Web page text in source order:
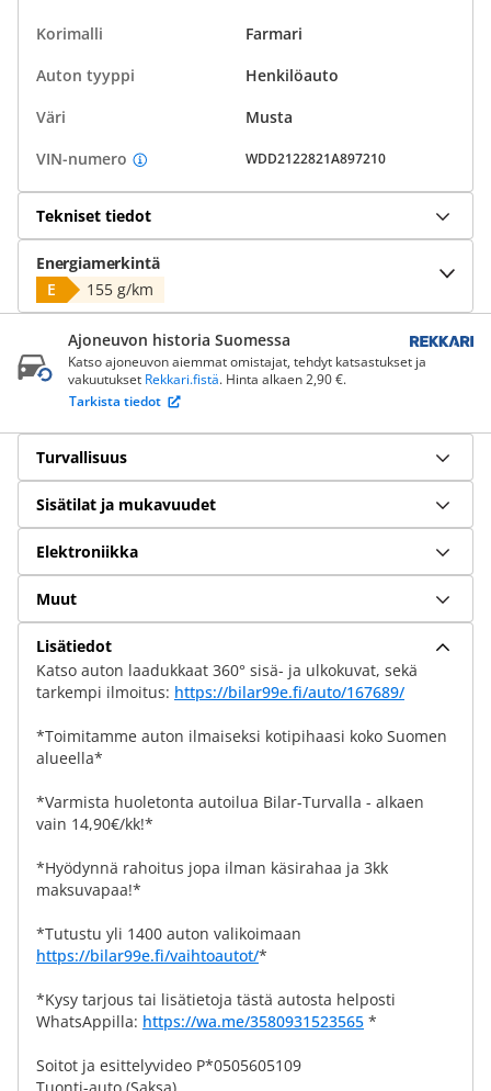
Korimalli
Farmari
Auton tyyppi
Henkilöauto
Väri
Musta
VIN-numero
WDD2122821A897210
Tekniset tiedot
Energiamerkintä
E
155 g/km
Ajoneuvon historia Suomessa
Katso ajoneuvon aiemmat omistajat, tehdyt katsastukset ja
vakuutukset Rekkari.fistä. Hinta alkaen 2,90 €.
Tarkista tiedot
Turvallisuus
Sisätilat ja mukavuudet
Elektroniikka
Muut
Lisätiedot
Katso auton laadukkaat 360° sisä- ja ulkokuvat, sekä
tarkempi ilmoitus: https://bilar99e.fi/auto/167689/
*Toimitamme auton ilmaiseksi kotipihaasi koko Suomen
alueella*
*Varmista huoletonta autoilua Bilar-Turvalla - alkaen
vain 14,90€/kk!*
*Hyödynnä rahoitus jopa ilman käsirahaa ja 3kk
maksuvapaa!*
*Tutustu yli 1400 auton valikoimaan
https://bilar99e.fi/vaihtoautot/*
*Kysy tarjous tai lisätietoja tästä autosta helposti
WhatsAppilla: https://wa.me/3580931523565 *
Soitot ja esittelyvideo P*0505605109